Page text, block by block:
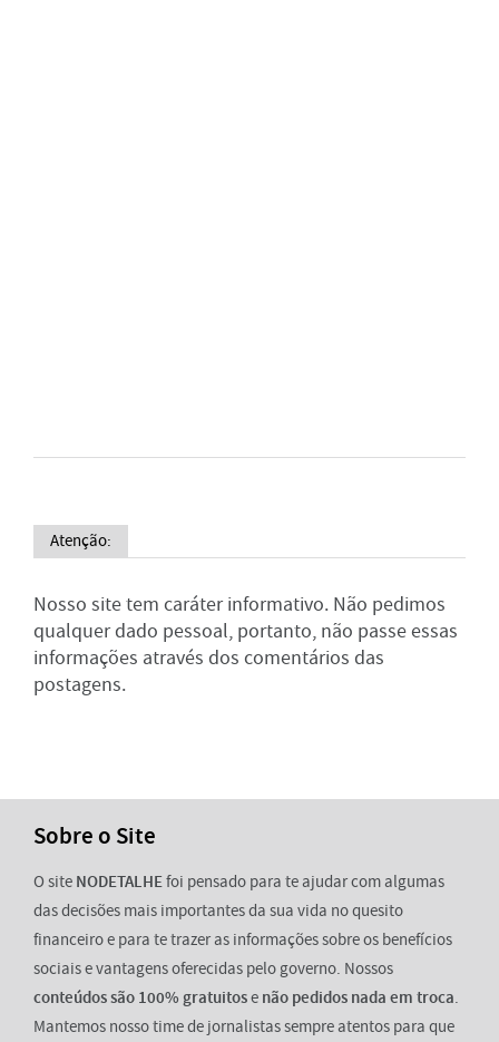
Atenção:
Nosso site tem caráter informativo. Não pedimos
qualquer dado pessoal, portanto, não passe essas
informações através dos comentários das
postagens.
Sobre o Site
O site NODETALHEfoi pensado para te ajudar com algumas
das decisões mais importantes da sua vida no quesito
financeiro e para te trazer as informações sobre os benefícios
sociais e vantagens oferecidas pelo governo. Nossos
conteúdos são 100% gratuitose não pedidos nada em troca.
Mantemos nosso time de jornalistas sempre atentos para que